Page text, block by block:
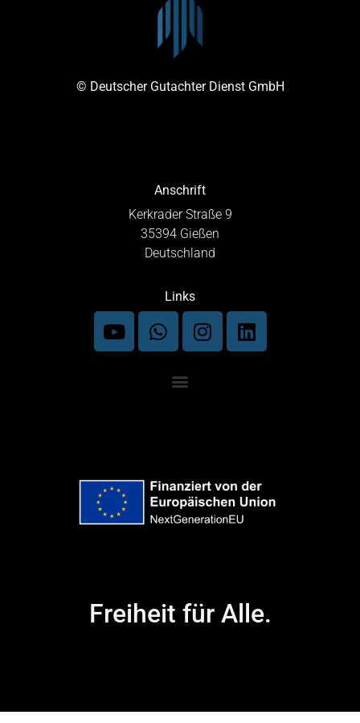
© Deutscher Gutachter Dienst GmbH
Anschrift
Kerkrader Straße 9
35394 Gießen
Deutschland
Links
Freiheit für Alle.